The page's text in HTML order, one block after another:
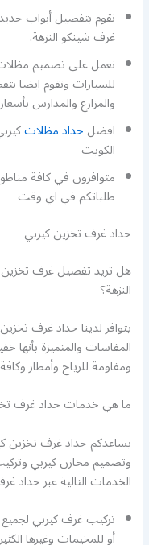
نقوم بتفصيل أبواب
غرف شينكو النزهة.
نعمل على تصميم
للسيارات ونقوم ايضا
والمزارع والمدارس
افضلحداد مظلات
الكويت
متوافرون في كافة
طلباتكم في اي وقت
حداد غرف تخزين كيربي
هل تريد تفصيل غرف
النزهة؟
يتوافر لدينا حداد غرف
المقاسات والمتميزة بأنها
ومقاومة للرياح وأمطار
ما هي خدمات حداد غرف
يساعدكم حداد غرف تخزين
وتصميم مخازن كيربي
الخدمات التالية عبر حداد
تركيب غرف كيربي
أو للمخيمات وغيرها